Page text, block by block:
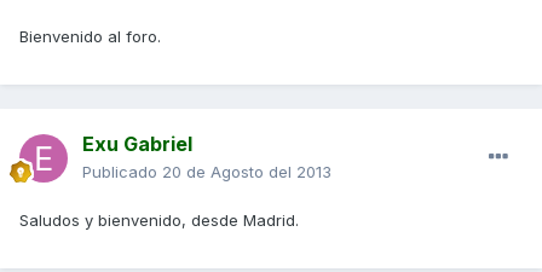
Bienvenido al foro.
Exu Gabriel
Publicado 20 de Agosto del 2013
Saludos y bienvenido, desde Madrid.